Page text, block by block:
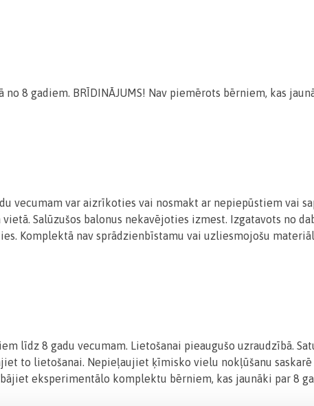
8 gadiem. BRĪDINĀJUMS! Nav piemērots bērniem, kas
vecumam var aizrīkoties vai nosmakt ar nepiepūstiem vai
Salūzušos balonus nekavējoties izmest. Izgatavots no
Komplektā nav sprādzienbīstamu vai uzliesmojošu
līdz 8 gadu vecumam. Lietošanai pieaugušo uzraudzībā.
to lietošanai. Nepieļaujiet ķīmisko vielu nokļūšanu
eksperimentālo komplektu bērniem, kas jaunāki par 8